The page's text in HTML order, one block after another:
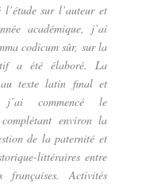
sur l’auteur et
académique, j’ai
codicum sûr, sur la
a été élaboré. La
texte latin final et
j’ai commencé le
environ la
de la paternité et
littéraires entre
Activités